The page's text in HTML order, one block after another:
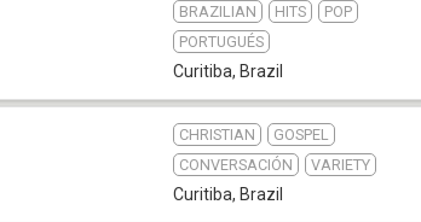
BRAZILIAN HITS
POP
PORTUGUÉS
Curitiba, Brazil
CHRISTIAN
GOSPEL
CONVERSACIÓN
VARIETY
Curitiba, Brazil